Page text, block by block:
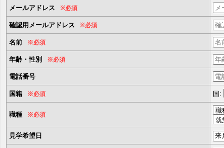
メールアドレス ※必須
確認用メールアドレス ※必須
名前 ※必須
年齢・性別 ※必須
電話番号
国籍 ※必須 国:
職種 ※必須
見学希望日